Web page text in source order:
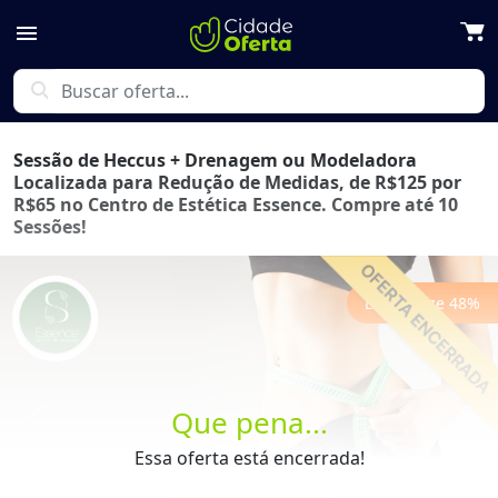
menu
search
Que pena...
Essa oferta está encerrada!
Sessão de Heccus + Drenagem ou Modeladora
Localizada para Redução de Medidas, de R$125 por
R$65 no Centro de Estética Essence. Compre até 10
Sessões!
Economize 48%